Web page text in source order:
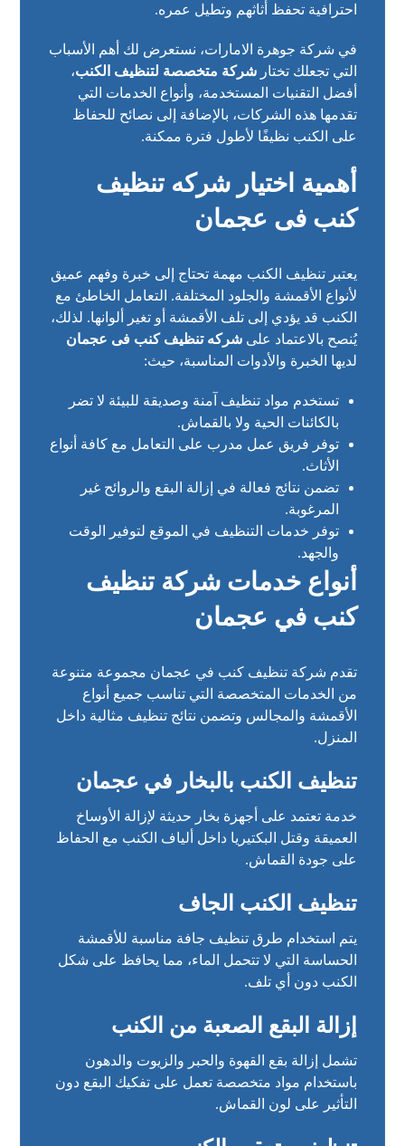
احترافية تحفظ أثاثهم وتطيل عمره.
في شركة جوهرة الامارات، نستعرض لك أهم الأسباب
التي تجعلك تختارشركة متخصصة لتنظيف الكنب،
أفضل التقنيات المستخدمة، وأنواع الخدمات التي
تقدمها هذه الشركات، بالإضافة إلى نصائح للحفاظ
على الكنب نظيفًا لأطول فترة ممكنة.
أهمية اختيار شركه تنظيف
كنب فى عجمان
يعتبر تنظيف الكنب مهمة تحتاج إلى خبرة وفهم عميق
لأنواع الأقمشة والجلود المختلفة. التعامل الخاطئ مع
الكنب قد يؤدي إلى تلف الأقمشة أو تغير ألوانها. لذلك،
يُنصح بالاعتماد علىشركه تنظيف كنب فى عجمان
لديها الخبرة والأدوات المناسبة، حيث:
تستخدم مواد تنظيف آمنة وصديقة للبيئة لا تضر
بالكائنات الحية ولا بالقماش.
توفر فريق عمل مدرب على التعامل مع كافة أنواع
الأثاث.
تضمن نتائج فعالة في إزالة البقع والروائح غير
المرغوبة.
توفر خدمات التنظيف في الموقع لتوفير الوقت
والجهد.
أنواع خدمات شركة تنظيف
كنب في عجمان
تقدم شركة تنظيف كنب في عجمان مجموعة متنوعة
من الخدمات المتخصصة التي تناسب جميع أنواع
الأقمشة والمجالس وتضمن نتائج تنظيف مثالية داخل
المنزل.
تنظيف الكنب بالبخار في عجمان
خدمة تعتمد على أجهزة بخار حديثة لإزالة الأوساخ
العميقة وقتل البكتيريا داخل ألياف الكنب مع الحفاظ
على جودة القماش.
تنظيف الكنب الجاف
يتم استخدام طرق تنظيف جافة مناسبة للأقمشة
الحساسة التي لا تتحمل الماء، مما يحافظ على شكل
الكنب دون أي تلف.
إزالة البقع الصعبة من الكنب
تشمل إزالة بقع القهوة والحبر والزيوت والدهون
باستخدام مواد متخصصة تعمل على تفكيك البقع دون
التأثير على لون القماش.